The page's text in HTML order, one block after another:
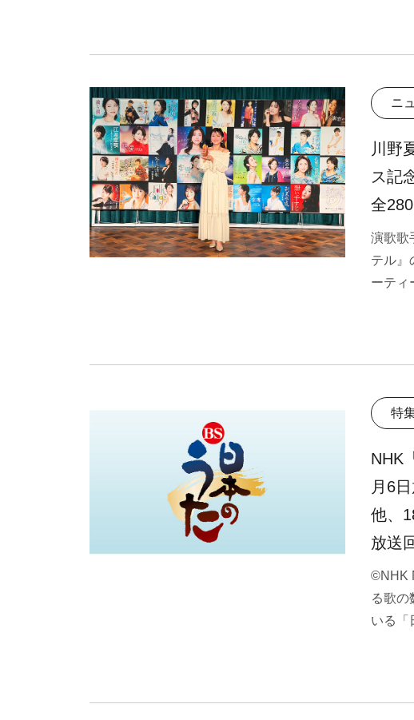
ニ
川野
ス記
全
演歌歌
テル』
ーティ
特
NHK
月6
他、
放送
©NHK
る歌の
いる「